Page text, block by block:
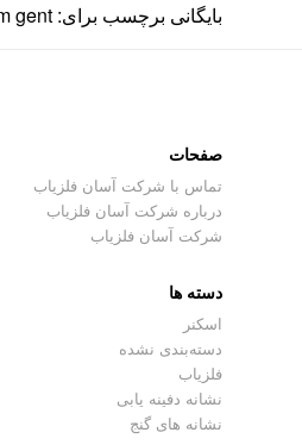
بایگانی برچسب برای: phallus norm en vorm gent
صفحات
تماس با شرکت آسان فلزیاب
درباره شرکت آسان فلزیاب
شرکت آسان فلزیاب
دسته ها
اسکنر
دسته‌بندی نشده
فلزیاب
نشانه دفینه یابی
نشانه های گنج